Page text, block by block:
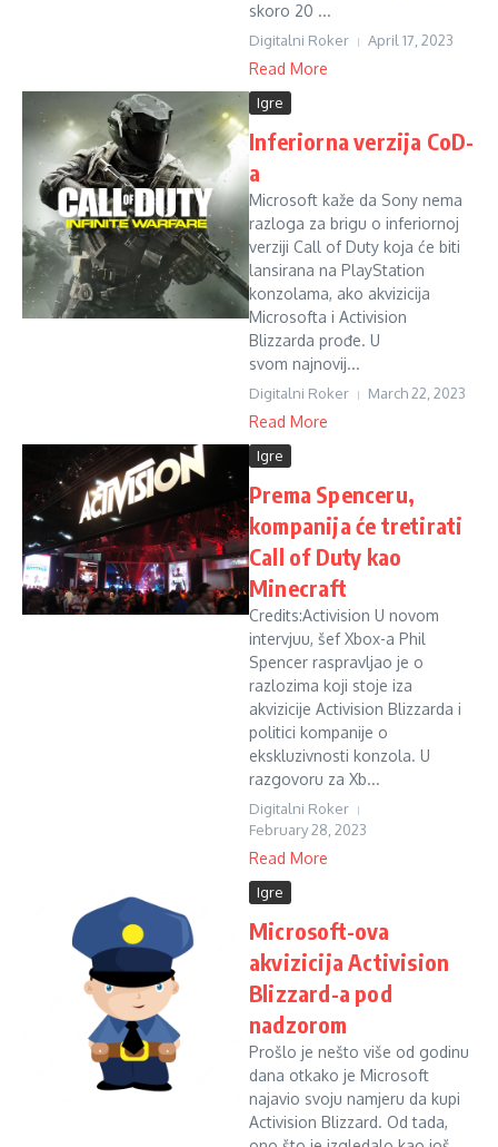
skoro 20 ...
Digitalni Roker April 17, 2023
Read More
Igre
Inferiorna verzija CoD-
a
Microsoft kaže da Sony nema
razloga za brigu o inferiornoj
verziji Call of Duty koja će biti
lansirana na PlayStation
konzolama, ako akvizicija
Microsofta i Activision
Blizzarda prođe. U
svom najnovij...
Digitalni Roker March 22, 2023
Read More
Igre
Prema Spenceru,
kompanija će tretirati
Call of Duty kao
Minecraft
Credits:Activision U novom
intervjuu, šef Xbox-a Phil
Spencer raspravljao je o
razlozima koji stoje iza
akvizicije Activision Blizzarda i
politici kompanije o
ekskluzivnosti konzola. U
razgovoru za Xb...
Digitalni Roker
February 28, 2023
Read More
Igre
Microsoft-ova
akvizicija Activision
Blizzard-a pod
nadzorom
Prošlo je nešto više od godinu
dana otkako je Microsoft
najavio svoju namjeru da kupi
Activision Blizzard. Od tada,